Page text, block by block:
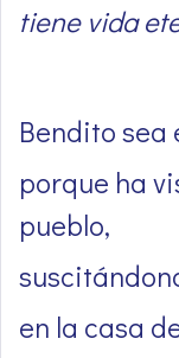
tiene vida
Bendito sea
porque ha
pueblo,
en la casa